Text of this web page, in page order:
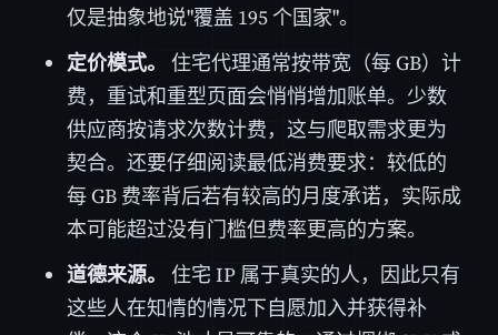
仅是抽象地说"覆盖 195 个国家"。
定价模式。 住宅代理通常按带宽（每 GB）计
费，重试和重型页面会悄悄增加账单。少数
供应商按请求次数计费，这与爬取需求更为
契合。还要仔细阅读最低消费要求：较低的
每 GB 费率背后若有较高的月度承诺，实际成
本可能超过没有门槛但费率更高的方案。
道德来源。 住宅 IP 属于真实的人，因此只有
这些人在知情的情况下自愿加入并获得补